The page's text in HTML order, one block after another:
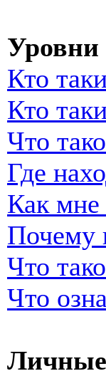
Уровни
Кто
Кто
Что
Где
Как мне
Почему
Что
Что